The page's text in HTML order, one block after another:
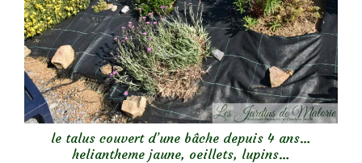
le talus couvert d’une bâche depuis 4 ans…
heliantheme jaune, oeillets, lupins…